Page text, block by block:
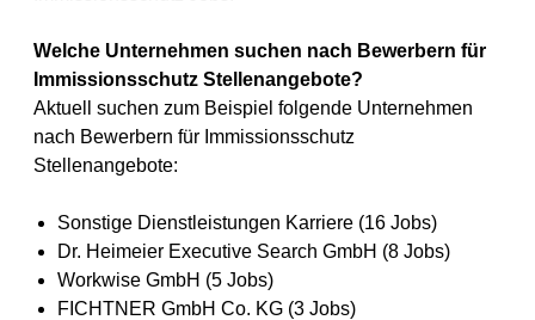
Welche Unternehmen suchen nach Bewerbern für
Immissionsschutz Stellenangebote?
Aktuell suchen zum Beispiel folgende Unternehmen
nach Bewerbern für Immissionsschutz
Stellenangebote:
Sonstige Dienstleistungen Karriere (16 Jobs)
Dr. Heimeier Executive Search GmbH (8 Jobs)
Workwise GmbH (5 Jobs)
FICHTNER GmbH Co. KG (3 Jobs)